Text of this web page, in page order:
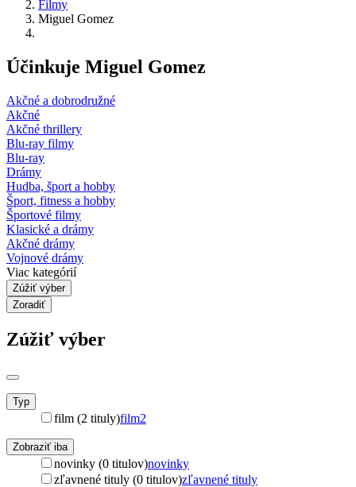
Filmy
Miguel Gomez
Účinkuje Miguel Gomez
Akčné a dobrodružné
Akčné
Akčné thrillery
Blu-ray filmy
Blu-ray
Drámy
Hudba, šport a hobby
Šport, fitness a hobby
Športové filmy
Klasické a drámy
Akčné drámy
Vojnové drámy
Viac kategórií
Zúžiť výber
Zoradiť
Zúžiť výber
Typ
film (2 tituly)film2
Zobraziť iba
novinky (0 titulov)novinky
zľavnené tituly (0 titulov)zľavnené tituly